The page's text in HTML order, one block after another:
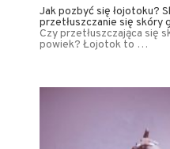
Jak pozbyć się łojotoku?
przetłuszczanie się skóry
Czy przetłuszczająca się
powiek? Łojotok to …